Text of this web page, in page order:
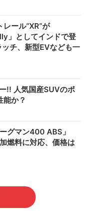
レール“XR”が
」としてインドで登
チ、新型EVなども一
!! 人気国産SUVのポ
能か？
グマン400 ABS」
燃料に対応、価格は